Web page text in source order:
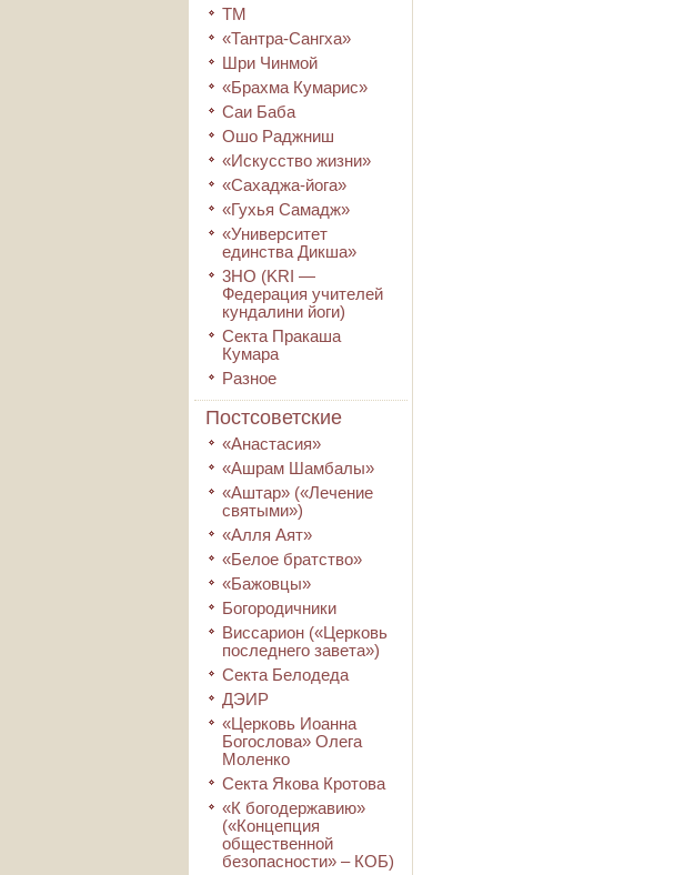
ТМ
«Тантра-Сангха»
Шри Чинмой
«Брахма Кумарис»
Саи Баба
Ошо Раджниш
«Искусство жизни»
«Сахаджа-йога»
«Гухья Самадж»
«Университет
единства Дикша»
3HO (KRI ―
Федерация учителей
кундалини йоги)
Секта Пракаша
Кумара
Разное
Постсоветские
«Анастасия»
«Ашрам Шамбалы»
«Аштар» («Лечение
святыми»)
«Алля Аят»
«Белое братство»
«Бажовцы»
Богородичники
Виссарион («Церковь
последнего завета»)
Секта Белодеда
ДЭИР
«Церковь Иоанна
Богослова» Олега
Моленко
Секта Якова Кротова
«К богодержавию»
(«Концепция
общественной
безопасности» – КОБ)